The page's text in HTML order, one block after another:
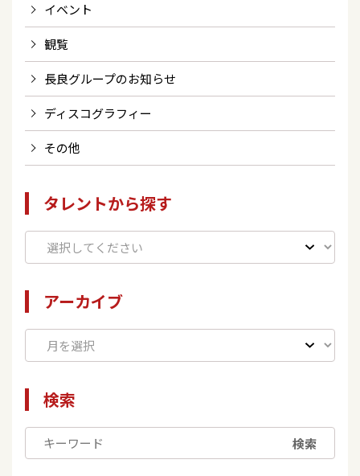
イベント
観覧
長良グループのお知らせ
ディスコグラフィー
その他
タレントから探す
アーカイブ
検索
検索